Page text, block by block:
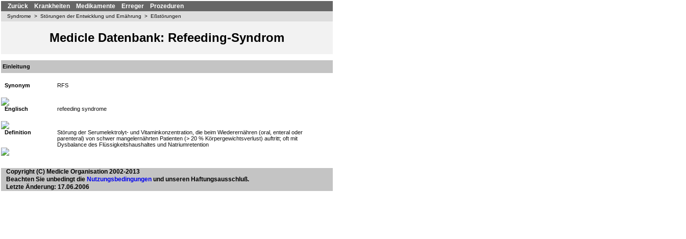
Zurück Krankheiten Medikamente Erreger Prozeduren
Syndrome > Störungen der Entwicklung und Ernährung > Eßstörungen
Medicle Datenbank: Refeeding-Syndrom
Einleitung
Synonym RFS
Englisch refeeding syndrome
Definition
Störung der Serumelektrolyt- und Vitaminkonzentration, die beim Wiederernähren (oral, enteral oder
parenteral) von schwer mangelernährten Patienten (> 20 % Körpergewichtsverlust) auftritt; oft mit
Dysbalance des Flüssigkeitshaushaltes und Natriumretention
Copyright (C) Medicle Organisation 2002-2013
Beachten Sie unbedingt die Nutzungsbedingungen und unseren Haftungsausschluß.
Letzte Änderung: 17.06.2006